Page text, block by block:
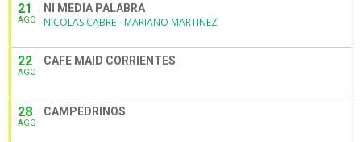
21
AGO
NI MEDIA PALABRA
NICOLAS CABRE - MARIANO MARTINEZ
22
AGO
CAFE MAID CORRIENTES
28
AGO
CAMPEDRINOS